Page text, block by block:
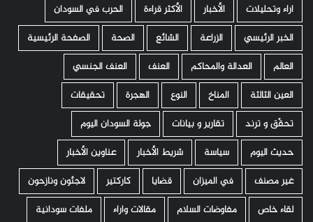
اراء وتحليلات
الأخبار الأكثر قراءة
الحرب في السودان
الخبر الرئيسي
الزراعة الشائع الصحة
الصفحة الرئيسية
العالم
العدالة والمحاكم العنف
العنف الجنسي
العين الثالثة
المناخ النوع الهجرة
تحقيقات
تحقّق و ترند
تقارير و بيانات
جولة السودان اليوم
حديث اليوم
سياسة شريط الأخبار
عناوين الأخبار
غير مصنف
في الميزان قضايا كاركتير
لاجئون ونازحون
لقاء خاص
مفاوضات السلام مقالات واراء ملفات سودانية